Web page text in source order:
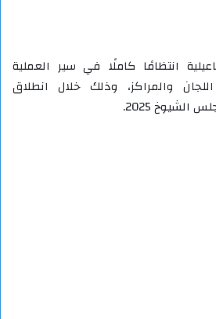
انتظامًا كاملًا في سير العملية
والمراكز، وذلك خلال انطلاق
2025.